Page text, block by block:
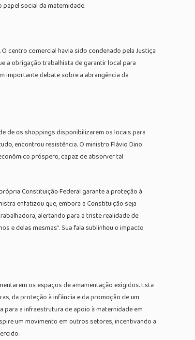
social da maternidade.
centro comercial havia sido condenado pela Justiça
a obrigação trabalhista de garantir local para
importante debate sobre a abrangência da
de os shoppings disponibilizarem os locais para
encontrou resistência. O ministro Flávio Dino
próspero, capaz de absorver tal
Constituição Federal garante a proteção à
enfatizou que, embora a Constituição seja
alertando para a triste realidade de
e delas mesmas”. Sua fala sublinhou o impacto
os espaços de amamentação exigidos. Esta
da proteção à infância e da promoção de um
a infraestrutura de apoio à maternidade em
um movimento em outros setores, incentivando a